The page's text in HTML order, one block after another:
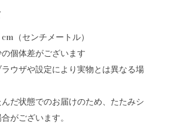
（センチメートル）
個体差がございます
ウザや設定により実物とは異なる場
だ状態でのお届けのため、たたみシ
がございます。